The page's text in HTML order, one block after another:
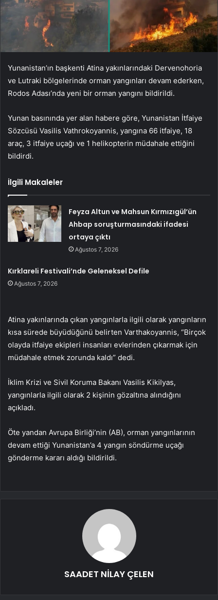
Yunanistan’ın başkenti Atina yakınlarındaki Dervenohoria
ve Lutraki bölgelerinde orman yangınları devam ederken,
Rodos Adası’nda yeni bir orman yangını bildirildi.
Yunan basınında yer alan habere göre, Yunanistan İtfaiye
Sözcüsü Vasilis Vathrokoyannis, yangına 66 itfaiye, 18
araç, 3 itfaiye uçağı ve 1 helikopterin müdahale ettiğini
bildirdi.
İlgili Makaleler
Feyza Altun ve Mahsun Kırmızıgül’ün
Ahbap soruşturmasındaki ifadesi
ortaya çıktı
Ağustos 7, 2026
Kırklareli Festivali’nde Geleneksel Defile
Ağustos 7, 2026
Atina yakınlarında çıkan yangınlarla ilgili olarak yangınların
kısa sürede büyüdüğünü belirten Varthakoyannis, “Birçok
olayda itfaiye ekipleri insanları evlerinden çıkarmak için
müdahale etmek zorunda kaldı” dedi.
İklim Krizi ve Sivil Koruma Bakanı Vasilis Kikilyas,
yangınlarla ilgili olarak 2 kişinin gözaltına alındığını
açıkladı.
Öte yandan Avrupa Birliği’nin (AB), orman yangınlarının
devam ettiği Yunanistan’a 4 yangın söndürme uçağı
gönderme kararı aldığı bildirildi.
SAADET NİLAY ÇELEN